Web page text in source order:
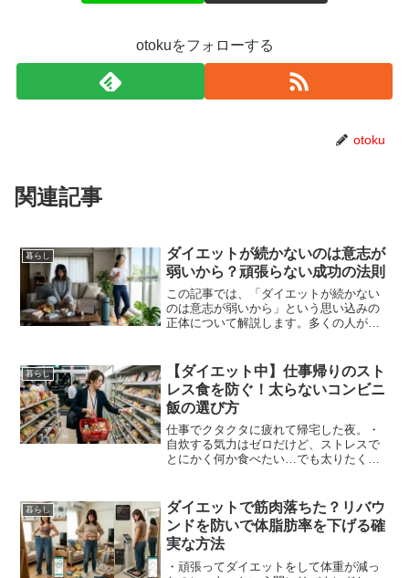
otokuをフォローする
otoku
関連記事
暮らし
ダイエットが続かないのは意志が
弱いから？頑張らない成功の法則
この記事では、「ダイエットが続かない
のは意志が弱いから」という思い込みの
正体について解説します。多くの人が自
い理由を正しく理解することで、無理な
根性論から抜け出し、自然...
暮らし
【ダイエット中】仕事帰りのスト
レス食を防ぐ！太らないコンビニ
飯の選び方
仕事でクタクタに疲れて帰宅した夜。・
自炊する気力はゼロだけど、ストレスで
とにかく何か食べたい…でも太りたくな
て大丈夫です。あなたのその悩みは、買
ってそのまま食べられるコン...
暮らし
ダイエットで筋肉落ちた？リバウ
ンドを防いで体脂肪率を下げる確
実な方法
・頑張ってダイエットをして体重が減っ